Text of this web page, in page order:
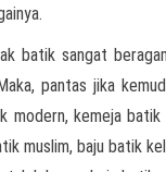
batik sangat
pantas jika
modern, kemeja
muslim, baju batik